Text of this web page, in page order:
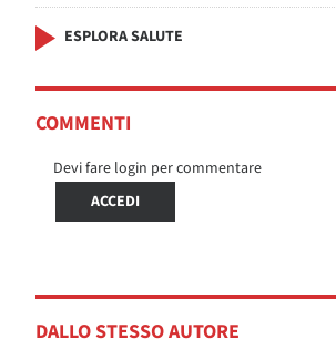
ESPLORA SALUTE
COMMENTI
Devi fare login per commentare
ACCEDI
DALLO STESSO AUTORE